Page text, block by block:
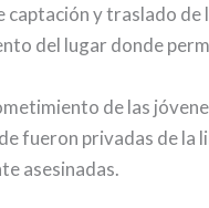
captación y traslado de
del lugar donde
de las
fueron privadas de la
asesinadas.